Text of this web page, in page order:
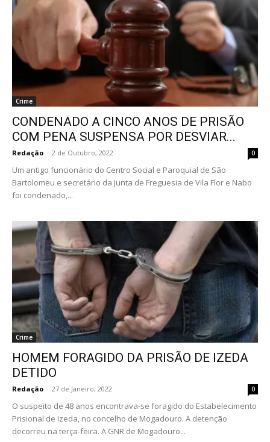
Crime
CONDENADO A CINCO ANOS DE PRISÃO
COM PENA SUSPENSA POR DESVIAR...
Redação - 2 de Outubro, 2022 0
Um antigo funcionário do Centro Social e Paroquial de São
Bartolomeu e secretário da Junta de Freguesia de Vila Flor e Nabo
foi condenado,...
Crime
HOMEM FORAGIDO DA PRISÃO DE IZEDA
DETIDO
Redação - 27 de Janeiro, 2022 0
O suspeito de 48 anos encontrava-se foragido do Estabelecimento
Prisional de Izeda, no concelho de Mogadouro. A detenção
decorreu na terça-feira. A GNR de Mogadouro...